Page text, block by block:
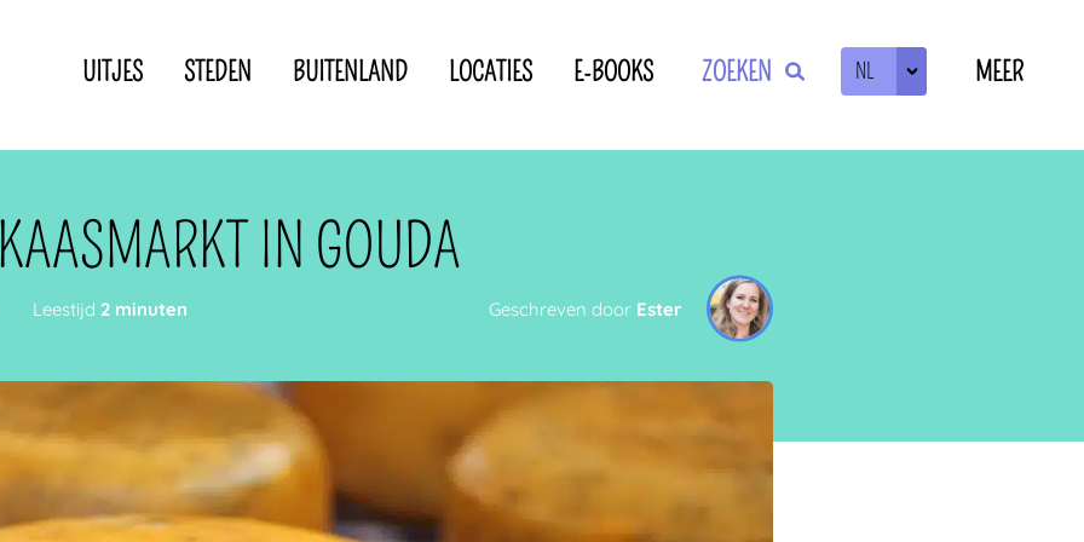
UITJES STEDEN BUITENLAND LOCATIES E-BOOKS ZOEKEN NL MEER
Privacyverklaring
IN GOUDA
Leestijd 2 minuten Geschreven door Ester